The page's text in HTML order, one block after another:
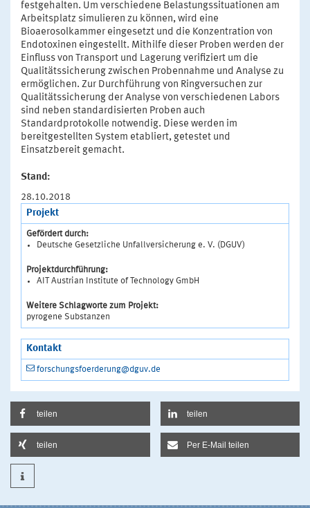
festgehalten. Um verschiedene Belastungssituationen am
Arbeitsplatz simulieren zu können, wird eine
Bioaerosolkammer eingesetzt und die Konzentration von
Endotoxinen eingestellt. Mithilfe dieser Proben werden der
Einfluss von Transport und Lagerung verifiziert um die
Qualitätssicherung zwischen Probennahme und Analyse zu
ermöglichen. Zur Durchführung von Ringversuchen zur
Qualitätssicherung der Analyse von verschiedenen Labors
sind neben standardisierten Proben auch
Standardprotokolle notwendig. Diese werden im
bereitgestellten System etabliert, getestet und
Einsatzbereit gemacht.
Stand:
28.10.2018
Projekt
Gefördert durch:
Deutsche Gesetzliche Unfallversicherung e. V. (DGUV)
Projektdurchführung:
AIT Austrian Institute of Technology GmbH
Weitere Schlagworte zum Projekt:
pyrogene Substanzen
Kontakt
forschungsfoerderung@dguv.de
teilen teilen
teilen Per E-Mail teilen